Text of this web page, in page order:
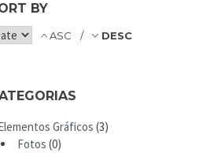
BY
ASC DESC
Gráficos (3)
Fotos (0)